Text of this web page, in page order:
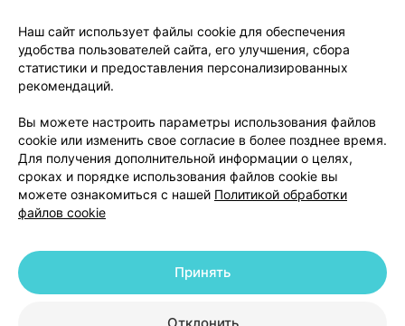
О проекте
Новости проекта
Размещение рекламы
Медицинский маркетинг
Публичный договор
Доставка
Способы оплаты
Вакансии
Партнеры
Написать руководителю 103.by
Написать в поддержку
Персональные настройки Cookie
© 2026 ООО «Артокс Лаб», УНП 191700409 | 220012, Республика Беларусь,
+375 291212755
Наш сайт использует файлы cookie для обеспечения
удобства пользователей сайта, его улучшения, сбора
статистики и предоставления персонализированных
рекомендаций.
Вы можете настроить параметры использования файлов
cookie или изменить свое согласие в более позднее время.
Для получения дополнительной информации о целях,
сроках и порядке использования файлов cookie вы
можете ознакомиться с нашей Политикой обработки
файлов cookie
Принять